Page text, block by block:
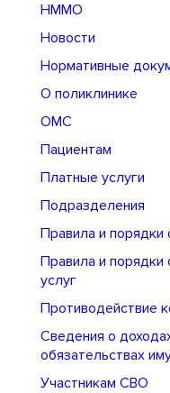
НММО
Новости
Нормативные
О поликлинике
ОМС
Пациентам
Платные услуги
Подразделения
Правила и порядки
Правила и порядки
услуг
Противодействие
Сведения о
обязательствах
Участникам СВО